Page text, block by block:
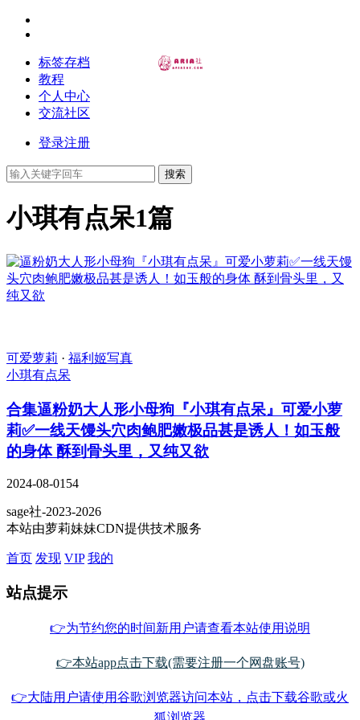
标签存档
教程
个人中心
交流社区
登录注册
搜索
小琪有点呆1篇
可爱萝莉 · 福利姬写真
小琪有点呆
合集逼粉奶大人形小母狗『小琪有点呆』可爱小萝
莉✅一线天馒头穴肉鲍肥嫩极品甚是诱人！如玉般
的身体 酥到骨头里，又纯又欲
2024-08-01 54
sage社-2023-2026
本站由萝莉妹妹CDN提供技术服务
首页 发现 VIP 我的
站点提示
👉为节约您的时间新用户请查看本站使用说明
👉本站app点击下载(需要注册一个网盘账号)
👉大陆用户请使用谷歌浏览器访问本站，点击下载谷歌或火
狐浏览器